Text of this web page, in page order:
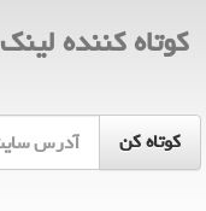
كوتاه كننده لینك